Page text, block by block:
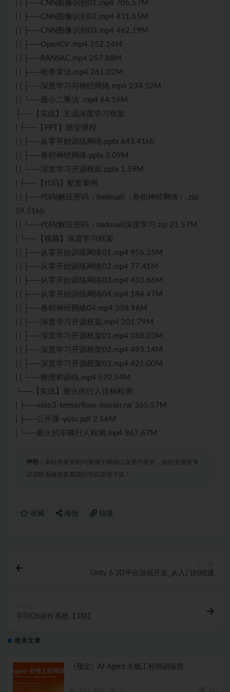
| | ├──CNN图像识别01.mp4 705.57M
| | ├──CNN图像识别02.mp4 431.65M
| | ├──CNN图像识别03.mp4 462.19M
| | ├──OpenCV .mp4 252.14M
| | ├──RANSAC.mp4 257.88M
| | ├──哈希算法.mp4 261.02M
| | ├──深度学习与神经网络.mp4 234.52M
| | └──最小二乘法 .mp4 64.16M
├──【实战】主流深度学习框架
| ├──【PPT】随堂课程
| | ├──从零开始训练网络.pptx 643.41kb
| | ├──卷积神经网络.pptx 3.09M
| | └──深度学习开源框架.pptx 1.59M
| ├──【代码】配套案例
| | ├──代码(解压密码：badouai)（卷积神经网络）.zip
59.51kb
| | └──代码(解压密码：badouai)深度学习.zip 21.57M
| └──【视频】深度学习框架
| | ├──从零开始训练网络01.mp4 956.25M
| | ├──从零开始训练网络02.mp4 77.41M
| | ├──从零开始训练网络03.mp4 433.66M
| | ├──从零开始训练网络04.mp4 184.47M
| | ├──卷积神经网络04.mp4 338.96M
| | ├──深度学习开源框架.mp4 201.79M
| | ├──深度学习开源框架01.mp4 188.03M
| | ├──深度学习开源框架02.mp4 493.14M
| | ├──深度学习开源框架03.mp4 421.00M
| | └──推理和训练.mp4 570.54M
└──【实战】最火的行人目标检测
| ├──yolo3-tensorflow-master.rar 365.57M
| ├──公开课-yolo.pdf 2.56M
| └──最火的车辆行人检测.mp4 867.67M
声明： 本站所有资料均来源于网络以及用户发布，如对资源有争
议请联系微信客服我们可以安排下架！
收藏 海报 链接
Unity 6 2D平台游戏开发_从入门到精通
手写OS操作系统【3期】
相关文章
（预定）AI Agent 全栈工程师训练营